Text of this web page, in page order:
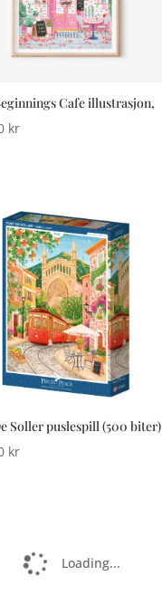
Cafe illustrasjon,
kr
Soller puslespill (500 biter)
kr